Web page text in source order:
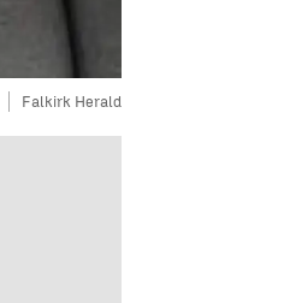
Falkirk Herald